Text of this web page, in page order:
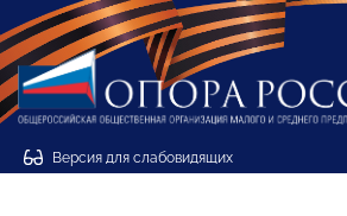
Версия для слабовидящих